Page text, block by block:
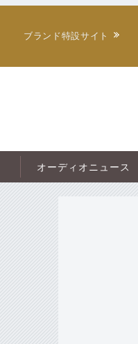
ブランド特設サイト
オーディオニュース